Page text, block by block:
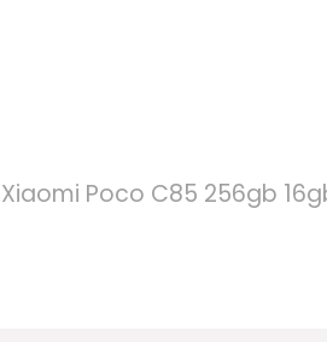
Xiaomi Poco C85 256gb